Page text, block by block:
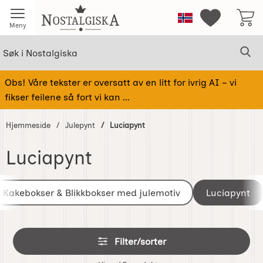
Meny Startsiden for NostalgiskaNorge Mine
Obs! Våre tekster er oversatt av en litt for ivrig AI – vi
fikser feilene så fort vi kan ...
Hjemmeside Julepynt Luciapynt
Luciapynt
Gå
til
produkter
underkategorier
Kakebokser & Blikkbokser med julemotiv Luciapynt
Hopp
over
filtre
Filter/sorter